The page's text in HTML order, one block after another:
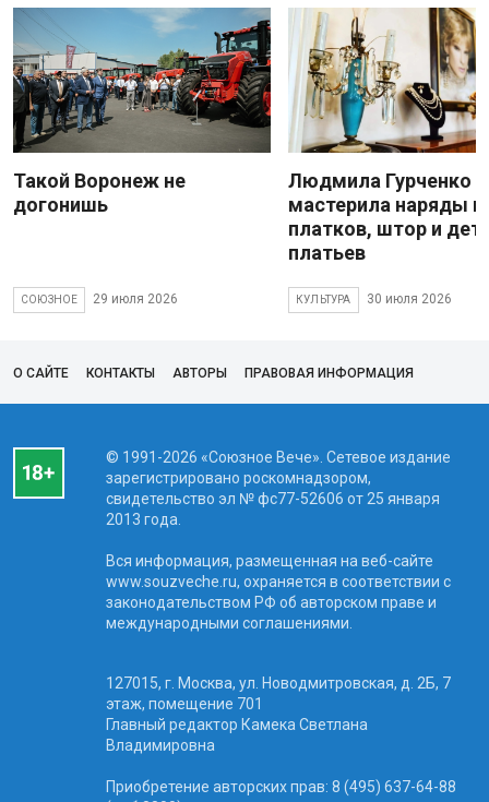
Такой Воронеж не
догонишь
СОЮЗНОЕ 29 июля 2026
Людмила Гурченко
мастерила наряды
платков, штор и
платьев
КУЛЬТУРА 30 июля 2026
О САЙТЕ КОНТАКТЫ АВТОРЫ ПРАВОВАЯ ИНФОРМАЦИЯ
© 1991-2026 «Союзное Вече». Сетевое издание
зарегистрировано роскомнадзором,
свидетельство эл № фc77-52606 от 25 января
2013 года.
Вся информация, размещенная на веб-сайте
www.souzveche.ru, охраняется в соответствии с
законодательством РФ об авторском праве и
международными соглашениями.
127015, г. Москва, ул. Новодмитровская, д. 2Б, 7
этаж, помещение 701
Главный редактор Камека Светлана
Владимировна
Приобретение авторских прав: 8 (495) 637-64-88